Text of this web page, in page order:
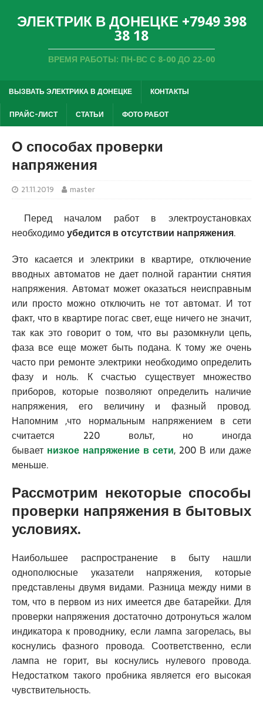
ЭЛЕКТРИК В ДОНЕЦКЕ +7949 398
38 18
ВРЕМЯ РАБОТЫ: ПН-ВС С 8-00 ДО 22-00
ВЫЗВАТЬ ЭЛЕКТРИКА В ДОНЕЦКЕ
КОНТАКТЫ
ПРАЙС-ЛИСТ
СТАТЬИ ФОТО РАБОТ
О способах проверки
напряжения
21.11.2019 master
Перед началом работ в электроустановках
необходимоубедится в отсутствии напряжения.
Это касается и электрики в квартире, отключение
вводных автоматов не дает полной гарантии снятия
напряжения. Автомат может оказаться неисправным
или просто можно отключить не тот автомат. И тот
факт, что в квартире погас свет, еще ничего не значит,
так как это говорит о том, что вы разомкнули цепь,
фаза все еще может быть подана. К тому же очень
часто при ремонте электрики необходимо определить
фазу и ноль. К счастью существует множество
приборов, которые позволяют определить наличие
напряжения, его величину и фазный провод.
Напомним ,что нормальным напряжением в сети
считается 220 вольт, но иногда
бывает низкое напряжение в сети, 200 В или даже
меньше.
Рассмотрим некоторые способы
проверки напряжения в бытовых
условиях.
Наибольшее распространение в быту нашли
однополюсные указатели напряжения, которые
представлены двумя видами. Разница между ними в
том, что в первом из них имеется две батарейки. Для
проверки напряжения достаточно дотронуться жалом
индикатора к проводнику, если лампа загорелась, вы
коснулись фазного провода. Соответственно, если
лампа не горит, вы коснулись нулевого провода.
Недостатком такого пробника является его высокая
чувствительность.